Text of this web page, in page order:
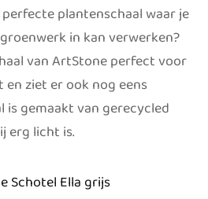
plantenschaal waar je
in kan verwerken?
van ArtStone perfect voor
ziet er ook nog eens
is gemaakt van gerecycled
licht is.
Schotel Ella grijs